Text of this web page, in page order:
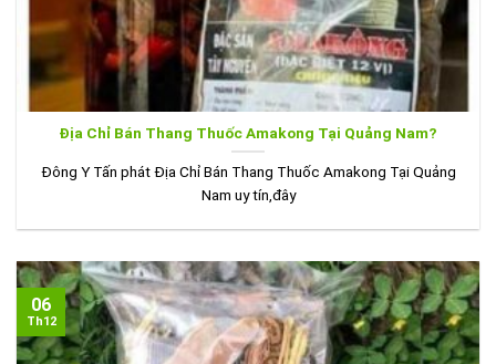
Địa Chỉ Bán Thang Thuốc Amakong Tại Quảng Nam?
Đông Y Tấn phát Địa Chỉ Bán Thang Thuốc Amakong Tại Quảng
Nam uy tín,đây
06
Th12